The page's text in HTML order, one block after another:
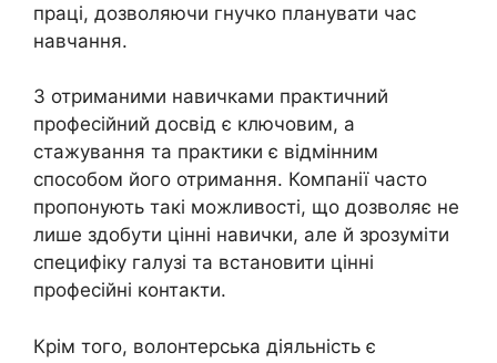
праці, дозволяючи гнучко планувати час
навчання.
З отриманими навичками практичний
професійний досвід є ключовим, а
стажування та практики є відмінним
способом його отримання. Компанії часто
пропонують такі можливості, що дозволяє не
лише здобути цінні навички, але й зрозуміти
специфіку галузі та встановити цінні
професійні контакти.
Крім того, волонтерська діяльність є